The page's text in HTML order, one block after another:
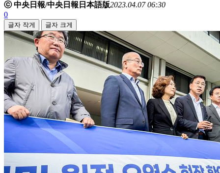
ⓒ 中央日報/中央日報日本語版2023.04.07 06:30
0
글자 작게 글자 크게